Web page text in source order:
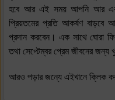
হবে আর এই সময় আপনি আর
প্রিয়তমের প্রতি আকর্ষণ
প্রদান করবেন। এক সাথে ঘোরা
তথা সেপ্টেম্বর প্রেম জীবনের জন্য
আরও পড়ার জন্যে এইখানে ক্লিক